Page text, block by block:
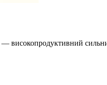
— високопродуктивний